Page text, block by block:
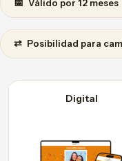
📅 Válido por 12 meses
⇄ Posibilidad para
Digital